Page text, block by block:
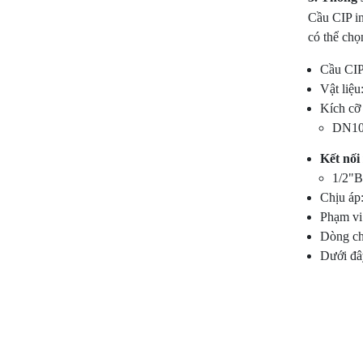
Cầu CIP
có thể
Cầu
Vật
Kích cỡ
Kết nối
1/
Chịu
Phạm
Dòng
Dưới